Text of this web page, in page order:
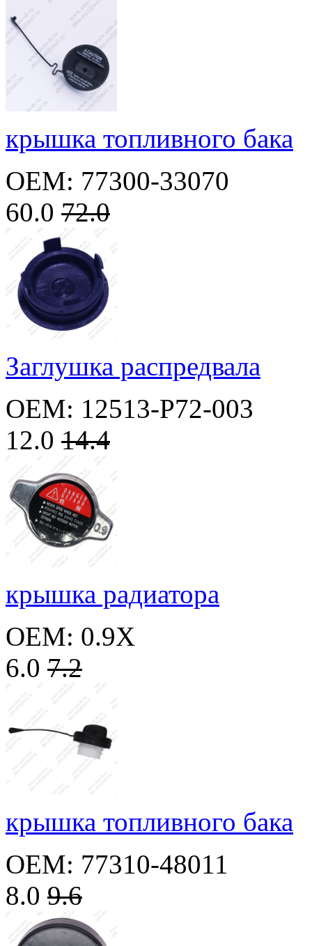
крышка топливного бака
OEM: 77300-33070
60.0 72.0
Заглушка распредвала
OEM: 12513-P72-003
12.0 14.4
крышка радиатора
OEM: 0.9X
6.0 7.2
крышка топливного бака
OEM: 77310-48011
8.0 9.6